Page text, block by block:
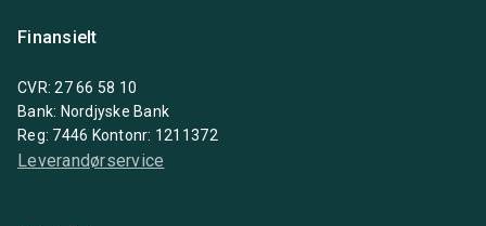
Finansielt
CVR: 27 66 58 10
Bank: Nordjyske Bank
Reg: 7446 Kontonr: 1211372
Leverandørservice